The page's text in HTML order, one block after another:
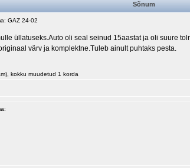
Sõnum
GAZ 24-02
üllatuseks.Auto oli seal seinud 15aastat ja oli suure
värv ja komplektne.Tuleb ainult puhtaks pesta.
kokku muudetud 1 korda